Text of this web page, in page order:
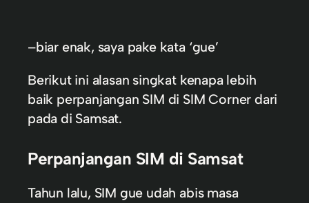
–biar enak, saya pake kata ‘gue’
Berikut ini alasan singkat kenapa lebih
baik perpanjangan SIM di SIM Corner dari
pada di Samsat.
Perpanjangan SIM di Samsat
Tahun lalu, SIM gue udah abis masa